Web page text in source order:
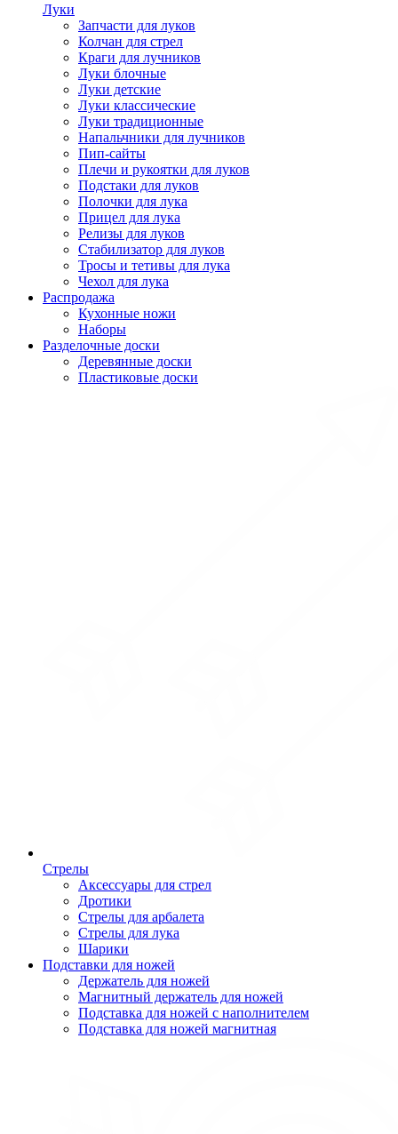
Луки
Запчасти для луков
Колчан для стрел
Краги для лучников
Луки блочные
Луки детские
Луки классические
Луки традиционные
Напальчники для лучников
Пип-сайты
Плечи и рукоятки для луков
Подстаки для луков
Полочки для лука
Прицел для лука
Релизы для луков
Стабилизатор для луков
Тросы и тетивы для лука
Чехол для лука
Распродажа
Кухонные ножи
Наборы
Разделочные доски
Деревянные доски
Пластиковые доски
Стрелы
Аксессуары для стрел
Дротики
Стрелы для арбалета
Стрелы для лука
Шарики
Подставки для ножей
Держатель для ножей
Магнитный держатель для ножей
Подставка для ножей с наполнителем
Подставка для ножей магнитная